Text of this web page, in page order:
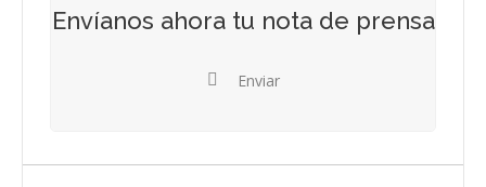
Envíanos ahora tu nota de prensa
Enviar